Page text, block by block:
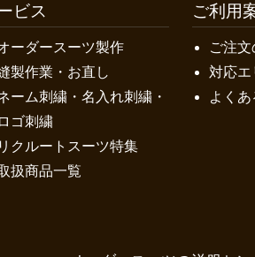
ビス
ーダースーツ製作
製作業・お直し
ーム刺繍・名入れ刺繍・
ロゴ刺繍
リクルートスーツ特集
扱商品一覧
ご利用
ご注
対応エ
よくあ